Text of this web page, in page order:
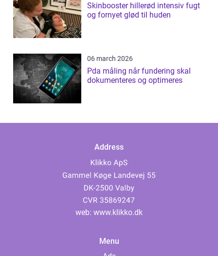
Skinbooster hillerød intensiv fugt
og fornyet glød til huden
06 march 2026
Pda måling når fundering skal
dokumenteres og optimeres
Address
web: www.klikko.dk
Menu